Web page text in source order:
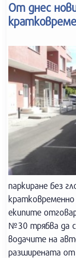
От днес
паркиране без
екипите
№30 трябва да
водачите на
разширената от